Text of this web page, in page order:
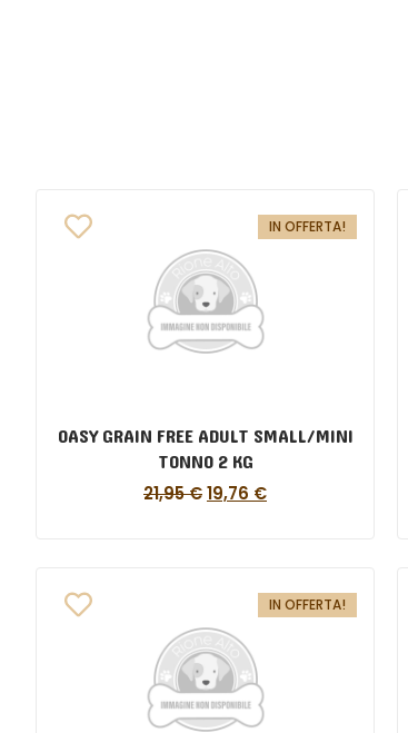
IN OFFERTA!
OASY GRAIN FREE ADULT SMALL/MINI
TONNO 2 KG
21,95€19,76 €
IN OFFERTA!